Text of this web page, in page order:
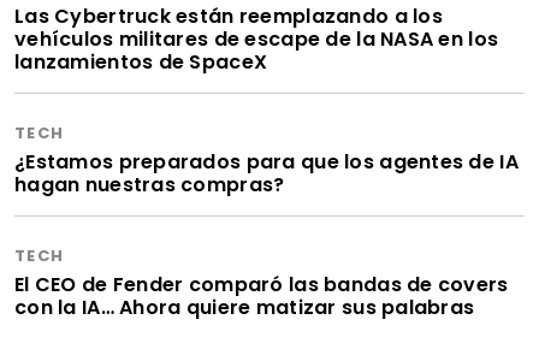
Las Cybertruck están reemplazando a los
vehículos militares de escape de la NASA en los
lanzamientos de SpaceX
TECH
¿Estamos preparados para que los agentes de IA
hagan nuestras compras?
TECH
El CEO de Fender comparó las bandas de covers
con la IA… Ahora quiere matizar sus palabras